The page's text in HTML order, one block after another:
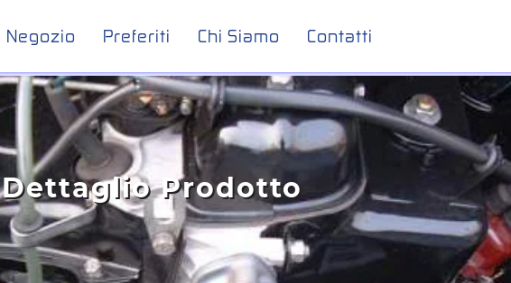
Negozio Preferiti Chi Siamo Contatti
Dettaglio Prodotto